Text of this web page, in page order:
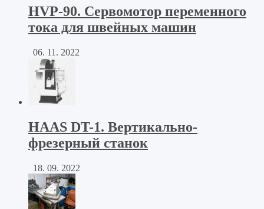
HVP-90. Сервомотор переменного
тока для швейных машин
06. 11. 2022
HAAS DT-1. Вертикально-
фрезерный станок
18. 09. 2022